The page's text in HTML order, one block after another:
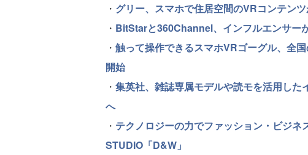
・ グリー、スマホで住居空間のVRコンテン
・ BitStarと360Channel、インフルエンサー
・ 触って操作できるスマホVRゴーグル、全
開始
・ 集英社、雑誌専属モデルや読モを活用し
へ
・ テクノロジーの力でファッション・ビジネ
STUDIO「D&W」